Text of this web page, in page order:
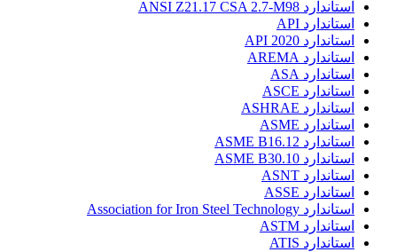
استاندارد ANSI Z21.17 CSA 2.7-M98
استاندارد API
استاندارد API 2020
استاندارد AREMA
استاندارد ASA
استاندارد ASCE
استاندارد ASHRAE
استاندارد ASME
استاندارد ASME B16.12
استاندارد ASME B30.10
استاندارد ASNT
استاندارد ASSE
استاندارد Association for Iron Steel Technology
استاندارد ASTM
استاندارد ATIS